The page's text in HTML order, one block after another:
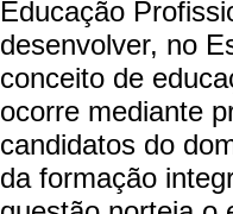
Educação
desenvolver, no
conceito de
ocorre mediante
candidatos do
da formação